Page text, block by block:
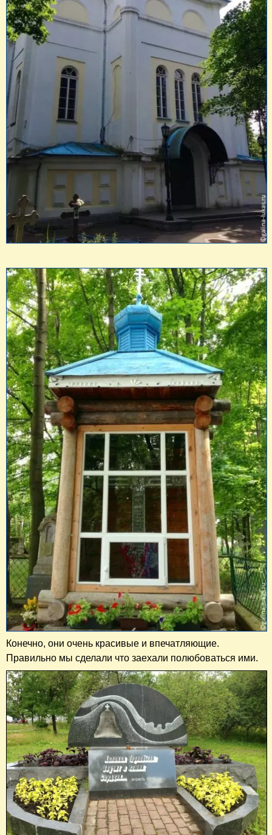
Конечно, они очень красивые и впечатляющие.
Правильно мы сделали что заехали полюбоваться ими.